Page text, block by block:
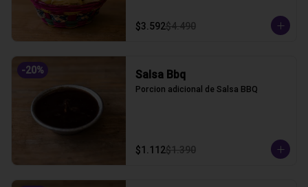
$3.592$4.490
-20% Salsa Bbq
Porcion adicional de Salsa BBQ
$1.112$1.390